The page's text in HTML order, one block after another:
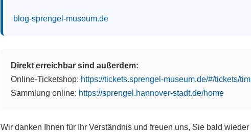
blog-sprengel-museum.de
Direkt erreichbar sind außerdem:
Online-Ticketshop: https://tickets.sprengel-museum.de/#/tickets/
Sammlung online: https://sprengel.hannover-stadt.de/home
Wir danken Ihnen für Ihr Verständnis und freuen uns, Sie bald